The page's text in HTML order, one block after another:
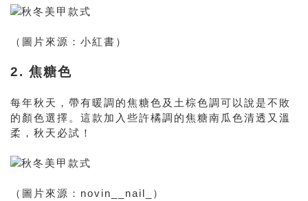
（圖片來源：小紅書）
2. 焦糖色
每年秋天，帶有暖調的焦糖色及土棕色調可以說是不敗
的顏色選擇。這款加入些許橘調的焦糖南瓜色清透又溫
柔，秋天必試！
（圖片來源：novin__nail_）